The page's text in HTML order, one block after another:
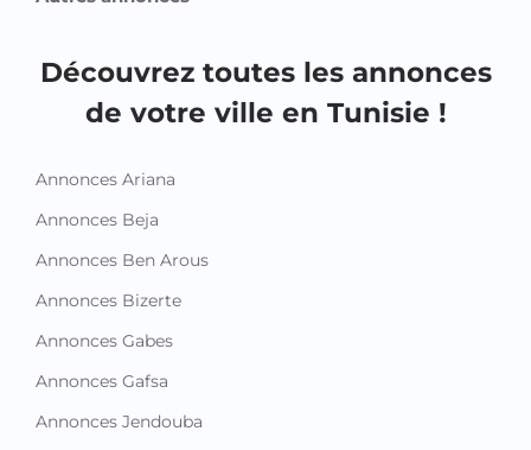
Découvrez toutes les annonces
de votre ville en Tunisie !
Annonces Ariana
Annonces Beja
Annonces Ben Arous
Annonces Bizerte
Annonces Gabes
Annonces Gafsa
Annonces Jendouba